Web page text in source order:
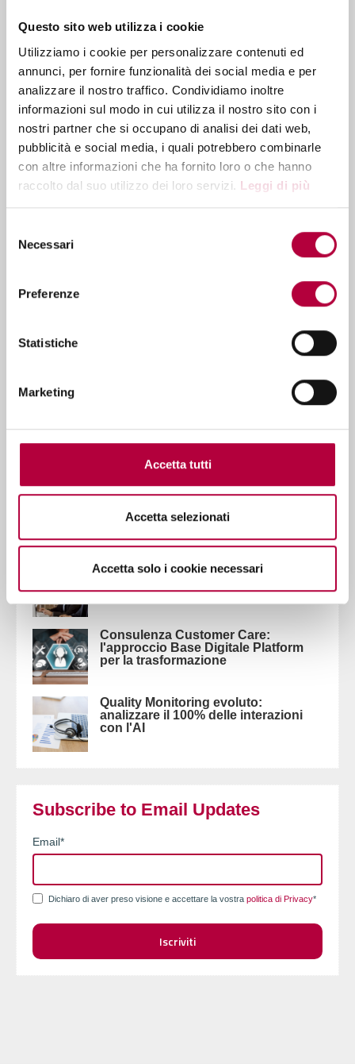
Questo sito web utilizza i cookie
Utilizziamo i cookie per personalizzare contenuti ed
annunci, per fornire funzionalità dei social media e per
analizzare il nostro traffico. Condividiamo inoltre
informazioni sul modo in cui utilizza il nostro sito con i
nostri partner che si occupano di analisi dei dati web,
pubblicità e social media, i quali potrebbero combinarle
con altre informazioni che ha fornito loro o che hanno
raccolto dal suo utilizzo dei loro servizi. Leggi di più
delNecessari
Preferenze
Statistiche
Marketing
Accetta tutti
Accetta selezionati
Accetta solo i cookie necessari
nuova era del customer care:
personalizzazione
Contact Center Omnicanale: la guida
completa per il 2026
Posts by Tag
Customer Experience
Chatbot
Vedi tutte >
Ultimi Post
ROI Contact Center Omnicanale:
metriche e business case per il
Migrazione al Cloud Contact Center:
roadmap tecnica per minimizzare i
rischi
KPI Contact Center 2026: oltre l'AHT,
Consulenza Customer Care:
l'approccio Base Digitale Platform
per la trasformazione
Quality Monitoring evoluto:
analizzare il 100% delle interazioni
con l'AI
Subscribe to Email Updates
Email*
Dichiaro di aver preso visione e accettare la vostra politica di Privacy*